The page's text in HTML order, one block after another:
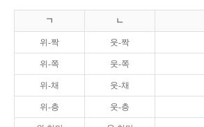
ㄱ ㄴ
위-짝 웃-짝
위-쪽 웃-쪽
위-채 웃-채
위-층 웃-층